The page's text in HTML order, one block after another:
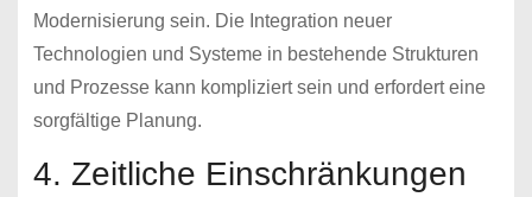
Modernisierung sein. Die Integration neuer
Technologien und Systeme in bestehende Strukturen
und Prozesse kann kompliziert sein und erfordert eine
sorgfältige Planung.
4. Zeitliche Einschränkungen